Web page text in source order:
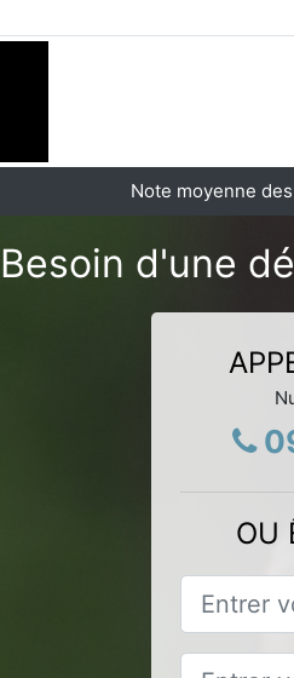
Note moyenne
Besoin d'une
OU